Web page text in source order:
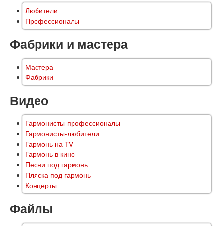
Любители
Профессионалы
Фабрики и мастера
Мастера
Фабрики
Видео
Гармонисты-профессионалы
Гармонисты-любители
Гармонь на TV
Гармонь в кино
Песни под гармонь
Пляска под гармонь
Концерты
Файлы